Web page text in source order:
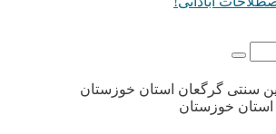
سنتی گرگعان استان خوزستان